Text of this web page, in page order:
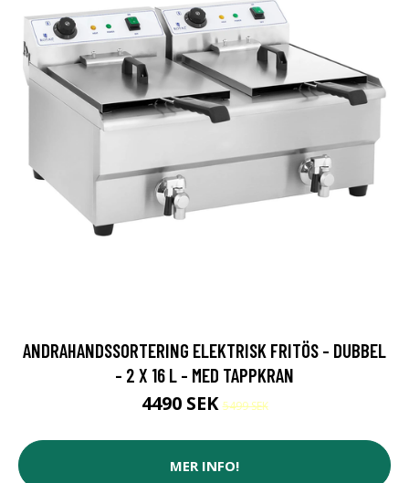
ANDRAHANDSSORTERING ELEKTRISK FRITÖS - DUBBEL
- 2 X 16 L - MED TAPPKRAN
4490 SEK5499 SEK
MER INFO!